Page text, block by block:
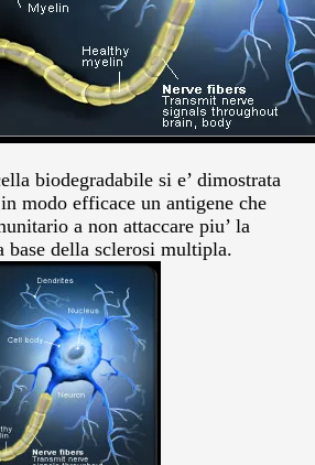
biodegradabile si e’ dimostrata
modo efficace un antigene che
a non attaccare piu’ la
base della sclerosi multipla.